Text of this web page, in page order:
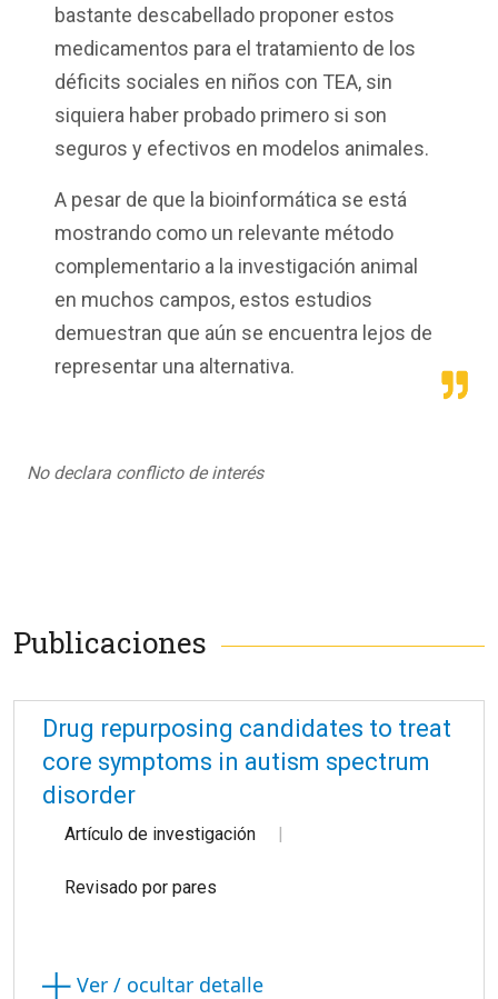
bastante descabellado proponer estos
medicamentos para el tratamiento de los
déficits sociales en niños con TEA, sin
siquiera haber probado primero si son
seguros y efectivos en modelos animales.
A pesar de que la bioinformática se está
mostrando como un relevante método
complementario a la investigación animal
en muchos campos, estos estudios
demuestran que aún se encuentra lejos de
representar una alternativa.
No declara conflicto de interés
Publicaciones
Drug repurposing candidates to treat
core symptoms in autism spectrum
disorder
Artículo de investigación
Revisado por pares
Ver / ocultar detalle